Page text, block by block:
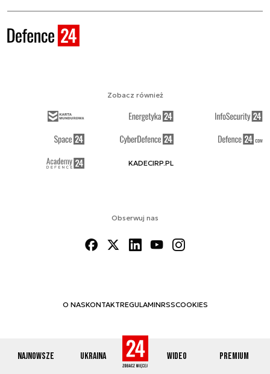
Najnowsze Ukraina Wideo Premium
Obserwuj nas
O NASKONTAKTREGULAMINRSSCOOKIES
Zobacz również
KADECIRP.PL
© 2012-2026 DEFENCE24